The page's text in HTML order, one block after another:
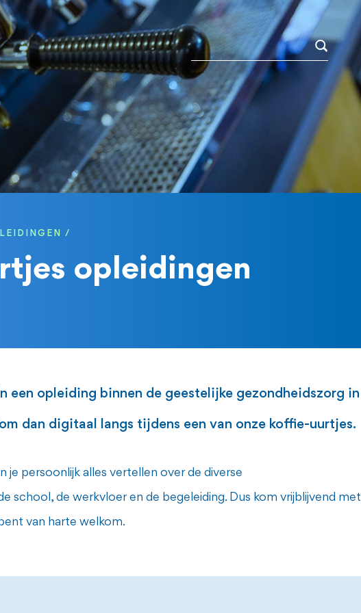
Zoeken
opleidingen
een opleiding binnen de geestelijke gezondheidszorg in
dan digitaal langs tijdens een van onze koffie-uurtjes.
je persoonlijk alles vertellen over de diverse
school, de werkvloer en de begeleiding. Dus kom vrijblijvend met
van harte welkom.